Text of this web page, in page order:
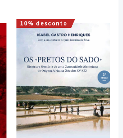
10% desconto
O
preço
era:
18,00 €.
O
preço
é:
16,20 €.